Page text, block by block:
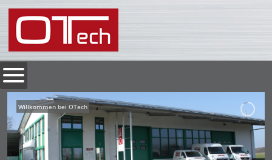
Willkommen bei OTech